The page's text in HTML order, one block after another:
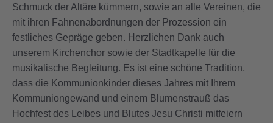
Schmuck der Altäre kümmern, sowie an alle Vereinen, die
mit ihren Fahnenabordnungen der Prozession ein
festliches Gepräge geben. Herzlichen Dank auch
unserem Kirchenchor sowie der Stadtkapelle für die
musikalische Begleitung. Es ist eine schöne Tradition,
dass die Kommunionkinder dieses Jahres mit Ihrem
Kommuniongewand und einem Blumenstrauß das
Hochfest des Leibes und Blutes Jesu Christi mitfeiern